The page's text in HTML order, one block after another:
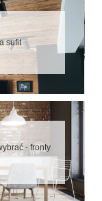
sufit
- fronty